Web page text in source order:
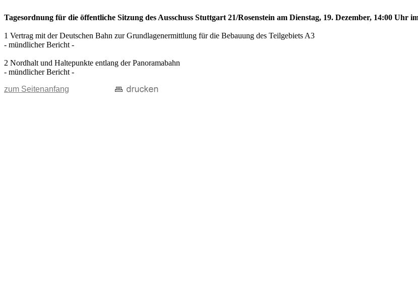
Tagesordnung für die öffentliche Sitzung des Ausschuss Stuttgart 21/Rosenstein am Dienstag, 19. Dezember, 14:00 Uhr
1 Vertrag mit der Deutschen Bahn zur Grundlagenermittlung für die Bebauung des Teilgebiets A3
- mündlicher Bericht -
2 Nordhalt und Haltepunkte entlang der Panoramabahn
- mündlicher Bericht -
zum Seitenanfang